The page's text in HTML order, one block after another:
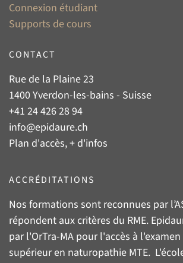
Connexion étudiant
Supports de cours
CONTACT
Rue de la Plaine 23
1400 Yverdon-les-bains - Suisse
+41 24 426 28 94
info@epidaure.ch
Plan d'accès, + d'infos
ACCRÉDITATIONS
Nos formations sont reconnues par l’
répondent aux critères du RME.
par l'OrTra-MA pour l'accès à
supérieur en naturopathie MTE.